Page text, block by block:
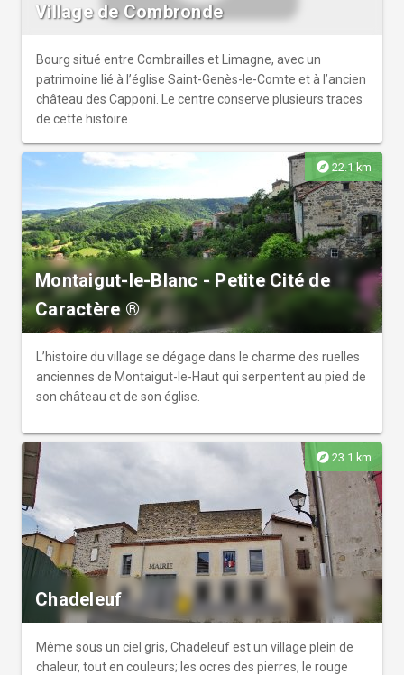
Village de Combronde
Bourg situé entre Combrailles et Limagne, avec un
patrimoine lié à l’église Saint-Genès-le-Comte et à l’ancien
château des Capponi. Le centre conserve plusieurs traces
de cette histoire.
explore 22.1 km
Montaigut-le-Blanc - Petite Cité de
Caractère ®
L’histoire du village se dégage dans le charme des ruelles
anciennes de Montaigut-le-Haut qui serpentent au pied de
son château et de son église.
explore 23.1 km
Chadeleuf
Même sous un ciel gris, Chadeleuf est un village plein de
chaleur, tout en couleurs; les ocres des pierres, le rouge